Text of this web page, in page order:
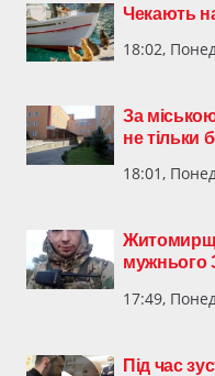
Чекають
18:02,
За
не тільки
18:01,
мужнього
17:49,
Під час